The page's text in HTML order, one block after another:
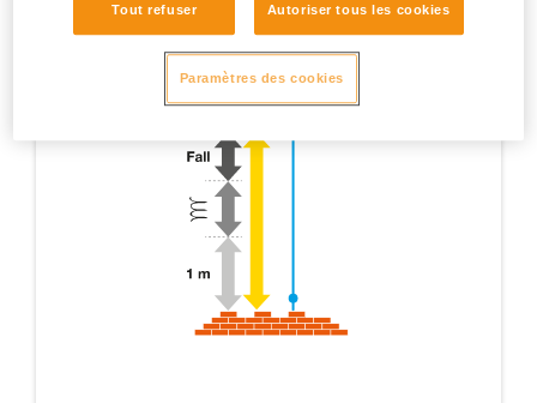
Tout refuser Autoriser tous les cookies
Paramètres des cookies